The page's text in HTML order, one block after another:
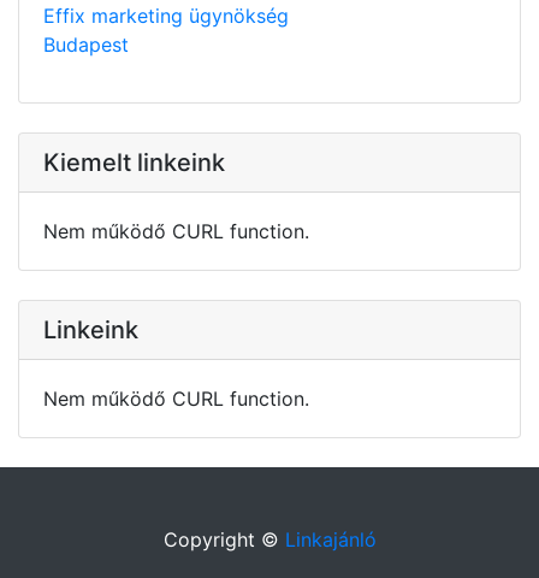
Effix marketing ügynökség
Budapest
Kiemelt linkeink
Nem működő CURL function.
Linkeink
Nem működő CURL function.
Copyright © Linkajánló